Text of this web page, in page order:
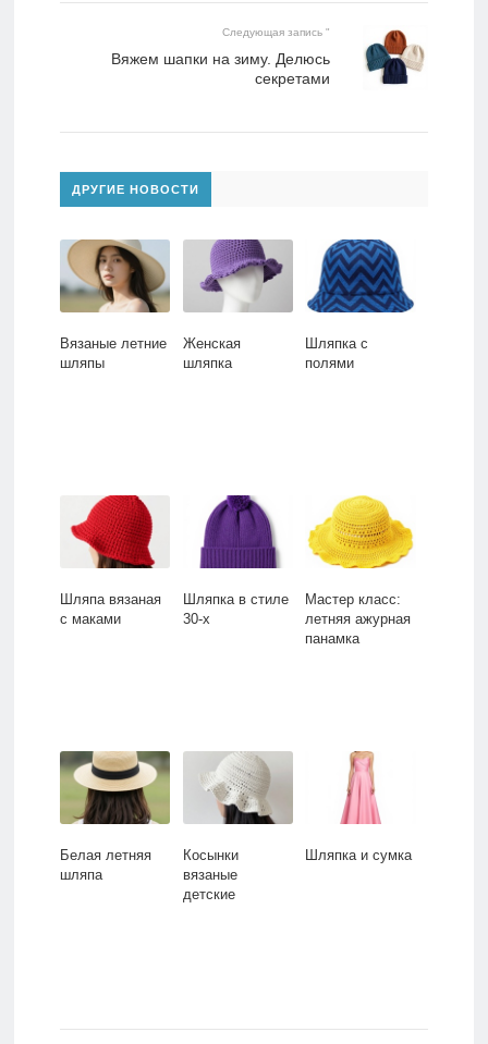
Следующая запись "
Вяжем шапки на зиму. Делюсь
секретами
ДРУГИЕ НОВОСТИ
Вязаные летние
шляпы
Женская
шляпка
Шляпка с
полями
Шляпа вязаная
с маками
Шляпка в стиле
30-х
Мастер класс:
летняя ажурная
панамка
Белая летняя
шляпа
Косынки
вязаные
детские
Шляпка и сумка